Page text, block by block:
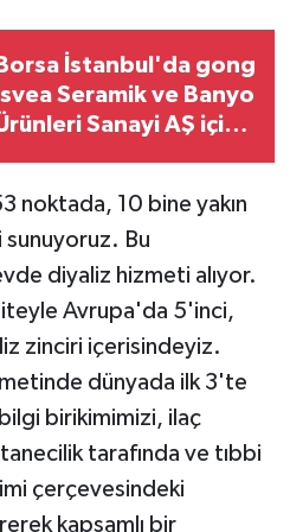
Borsa İstanbul'da gong
İsvea Seramik ve Banyo
Sanayi AŞ için
noktada, 10 bine yakın
sunuyoruz. Bu
diyaliz hizmeti alıyor.
Avrupa'da 5'inci,
zinciri içerisindeyiz.
dünyada ilk 3'te
birikimimizi, ilaç
tarafında ve tıbbi
çerçevesindeki
kapsamlı bir